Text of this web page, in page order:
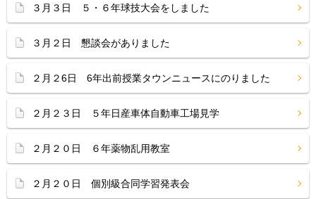
３月３日 ５・６年球技大会をしました
３月２日 懇談会がありました
２月２6日 6年出前授業タウンニュースにのりました
２月２３日 ５年日産車体自動車工場見学
２月２０日 ６年薬物乱用教室
２月２０日 個別級合同学習発表会